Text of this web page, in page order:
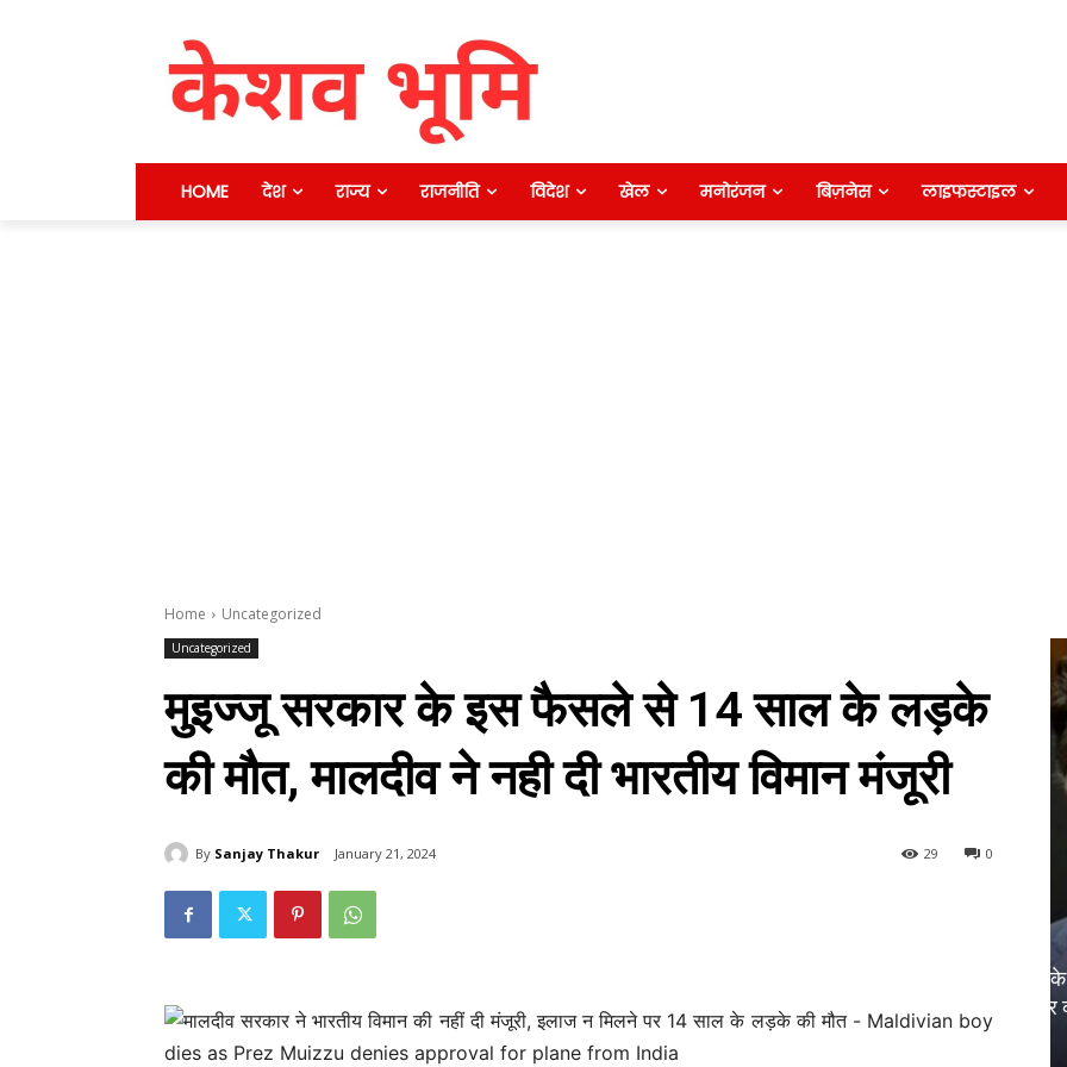
HOME देश राज्य राजनीति विदेश खेल मनोरंजन बिज़नेस लाइफस्टाइल
Home Uncategorized
Uncategorized
मुइज्जू सरकार के इस फैसले से 14 साल के लड़के
की मौत, मालदीव ने नही दी भारतीय विमान मंजूरी
By Sanjay Thakur January 21, 2024 0
29
चुनावों में विदेशी हस्तक्षेप को लेकर निज्जर का
मुद्दा उठाया